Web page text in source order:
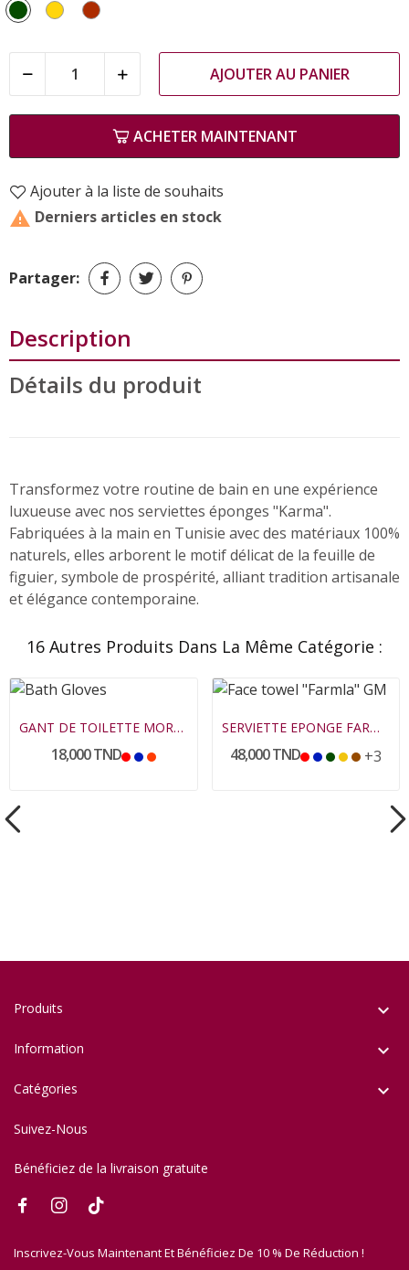
Vert MoutardeROUILLE
AJOUTER AU PANIER
ACHETER MAINTENANT
Ajouter à la liste de souhaits
 Derniers articles en stock
Partager:
Description
Détails du produit
Transformez votre routine de bain en une expérience
luxueuse avec nos serviettes éponges "Karma".
Fabriquées à la main en Tunisie avec des matériaux 100%
naturels, elles arborent le motif délicat de la feuille de
figuier, symbole de prospérité, alliant tradition artisanale
et élégance contemporaine.
16 Autres Produits Dans La Même Catégorie :
GANT DE TOILETTE MORGENE
18,000 TND
SERVIETTE EPONGE FARMLA GREGE GRAND MODELE
48,000 TND +3
Produits 
Information 
Catégories 
Suivez-Nous
Bénéficiez de la livraison gratuite
Inscrivez-Vous Maintenant Et Bénéficiez De 10 % De Réduction !